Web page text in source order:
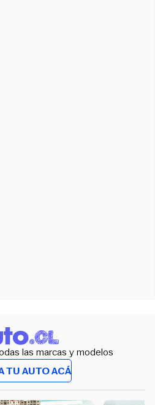
las marcas y modelos
TU AUTO ACÁ